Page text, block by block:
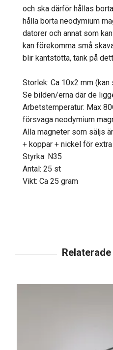
och ska därför hållas
hålla borta neodymium
datorer och annat som
kan förekomma små
blir kantstötta, tänk på
Storlek: Ca 10x2 mm (kan
Se bilden/erna där de
Arbetstemperatur: Max
försvaga neodymium
Alla magneter som säljs
+ koppar + nickel för
Styrka: N35
Antal: 25 st
Vikt: Ca 25 gram